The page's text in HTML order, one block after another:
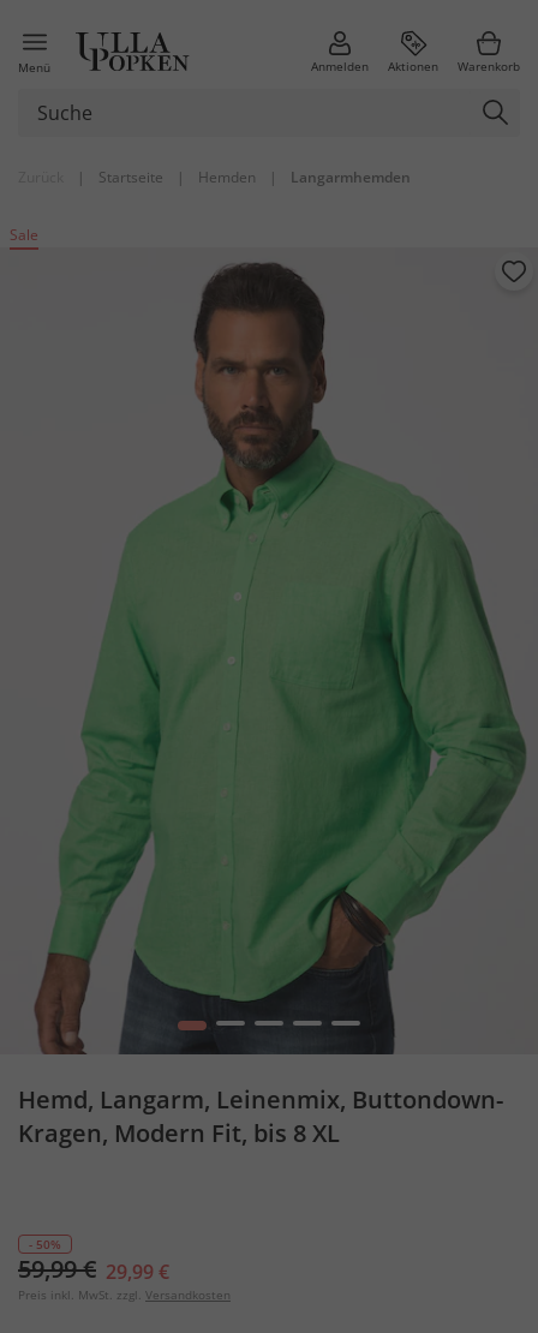
Menü Anmelden Aktionen Warenkorb
| Startseite | Hemden | Langarmhemden
Sale
1 2 3 4 5
Hemd, Langarm, Leinenmix, Buttondown-
Kragen, Modern Fit, bis 8 XL
- 50%
59,99 € 29,99 €
Preis inkl. MwSt. zzgl. Versandkosten